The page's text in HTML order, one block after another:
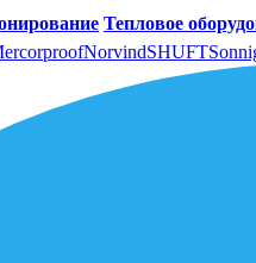
Тепловое
NorvindSHUFT